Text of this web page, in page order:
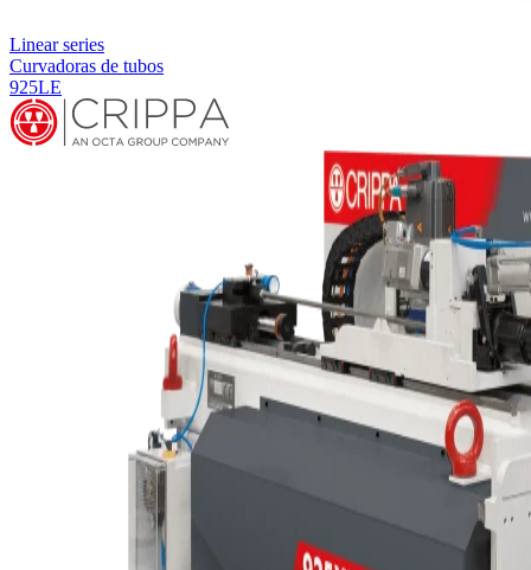
Linear series
Curvadoras de tubos
925LE